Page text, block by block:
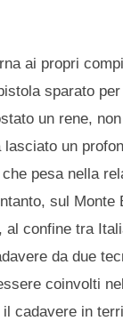
ai propri
sparato
un rene,
un
pesa nella
sul Monte
al confine tra
da due
coinvolti
cadavere in